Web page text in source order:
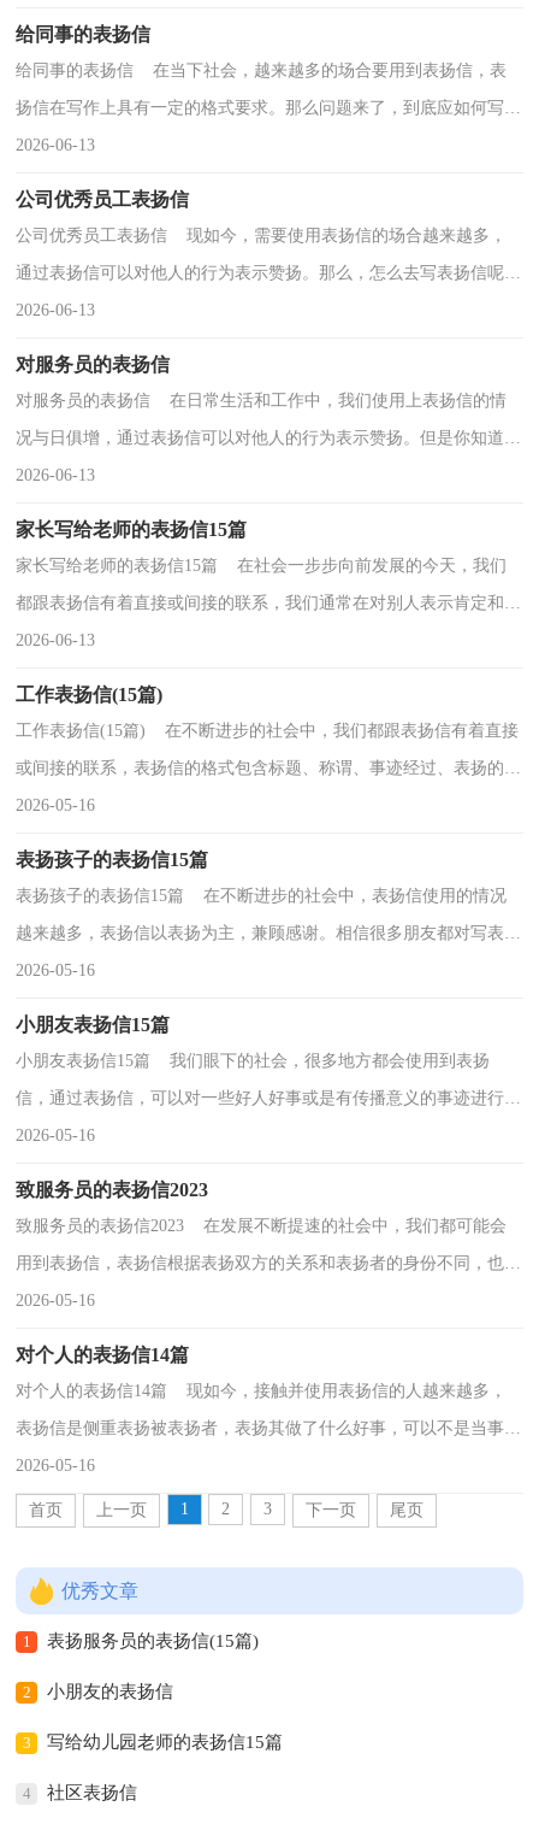
给同事的表扬信
给同事的表扬信 在当下社会，越来越多的场合要用到表扬信，表
扬信在写作上具有一定的格式要求。那么问题来了，到底应如何写一
份恰当的表扬信呢？下面是小编精心整理的给同事的表...
2026-06-13
公司优秀员工表扬信
公司优秀员工表扬信 现如今，需要使用表扬信的场合越来越多，
通过表扬信可以对他人的行为表示赞扬。那么，怎么去写表扬信呢？
下面是小编为大家整理的公司优秀员工表扬信，欢迎阅读...
2026-06-13
对服务员的表扬信
对服务员的表扬信 在日常生活和工作中，我们使用上表扬信的情
况与日俱增，通过表扬信可以对他人的行为表示赞扬。但是你知道怎
样才能写的好吗？下面是小编收集整理的对服务员的...
2026-06-13
家长写给老师的表扬信15篇
家长写给老师的表扬信15篇 在社会一步步向前发展的今天，我们
都跟表扬信有着直接或间接的联系，我们通常在对别人表示肯定和表
扬时会用到表扬信。那么问题来了，到底应如何写一...
2026-06-13
工作表扬信(15篇)
工作表扬信(15篇) 在不断进步的社会中，我们都跟表扬信有着直接
或间接的联系，表扬信的格式包含标题、称谓、事迹经过、表扬的语
句、学习的语句。那么，怎么去写表扬信呢？下面是...
2026-05-16
表扬孩子的表扬信15篇
表扬孩子的表扬信15篇 在不断进步的社会中，表扬信使用的情况
越来越多，表扬信以表扬为主，兼顾感谢。相信很多朋友都对写表扬
信感到非常苦恼吧，以下是小编为大家收集的表扬孩子...
2026-05-16
小朋友表扬信15篇
小朋友表扬信15篇 我们眼下的社会，很多地方都会使用到表扬
信，通过表扬信，可以对一些好人好事或是有传播意义的事迹进行表
彰。在写之前，可以先参考范文，下面是小编精心整理的小...
2026-05-16
致服务员的表扬信2023
致服务员的表扬信2023 在发展不断提速的社会中，我们都可能会
用到表扬信，表扬信根据表扬双方的关系和表扬者的身份不同，也有
着不同的种类。大家知道表扬信的格式吗？下面是小编...
2026-05-16
对个人的表扬信14篇
对个人的表扬信14篇 现如今，接触并使用表扬信的人越来越多，
表扬信是侧重表扬被表扬者，表扬其做了什么好事，可以不是当事人
自己写。大家知道表扬信的格式吗？下面是小编为大家收...
2026-05-16
首页 上一页 1 2 3 下一页 尾页
优秀文章
1 表扬服务员的表扬信(15篇)
2 小朋友的表扬信
3 写给幼儿园老师的表扬信15篇
4 社区表扬信